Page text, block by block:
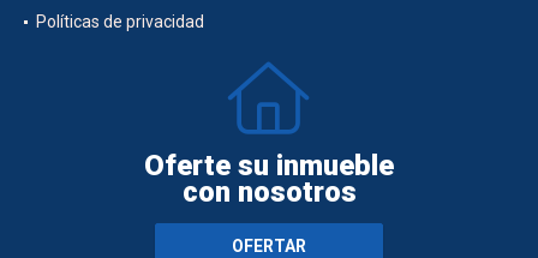
Políticas de privacidad
Oferte su inmueble
con nosotros
OFERTAR